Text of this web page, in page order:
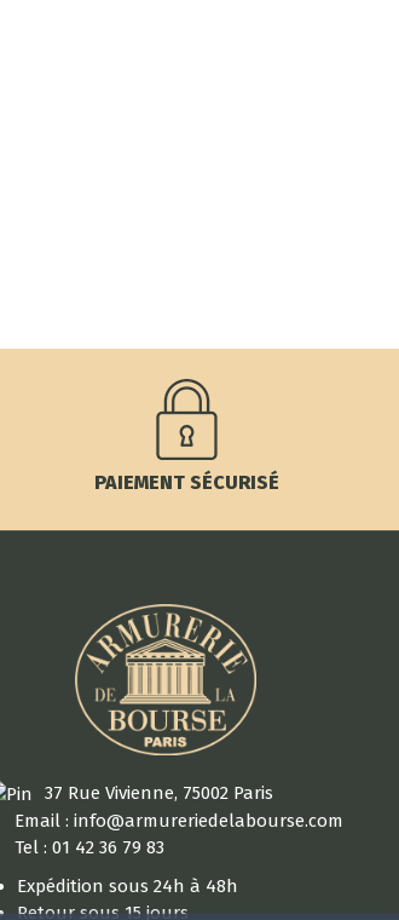
PAIEMENT SÉCURISÉ
37 Rue Vivienne, 75002 Paris
Email : info@armureriedelabourse.com
Tel : 01 42 36 79 83
Expédition sous 24h à 48h
Retour sous 15 jours